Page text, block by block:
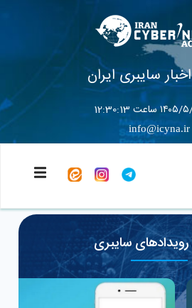
سایبری ایران
info@icyna.ir
سایبری